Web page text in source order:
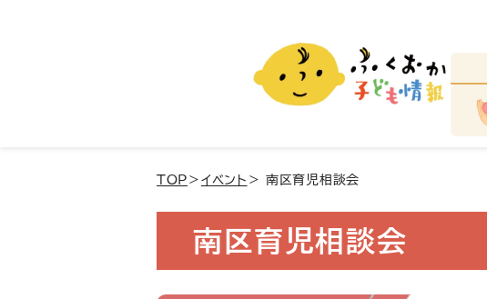
TOP ＞ イベント ＞ 南区育児相談会
南区育児相談会